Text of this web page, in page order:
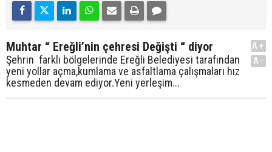
Muhtar “ Ereğli’nin çehresi Değişti “ diyor
Şehrin farklı bölgelerinde Ereğli Belediyesi tarafından
yeni yollar açma,kumlama ve asfaltlama çalışmaları hız
kesmeden devam ediyor.Yeni yerleşim...
A+
A-